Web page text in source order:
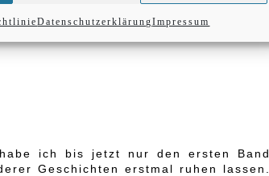
DatenschutzerklärungImpressum
ich bis jetzt nur den ersten Band
Geschichten erstmal ruhen lassen.